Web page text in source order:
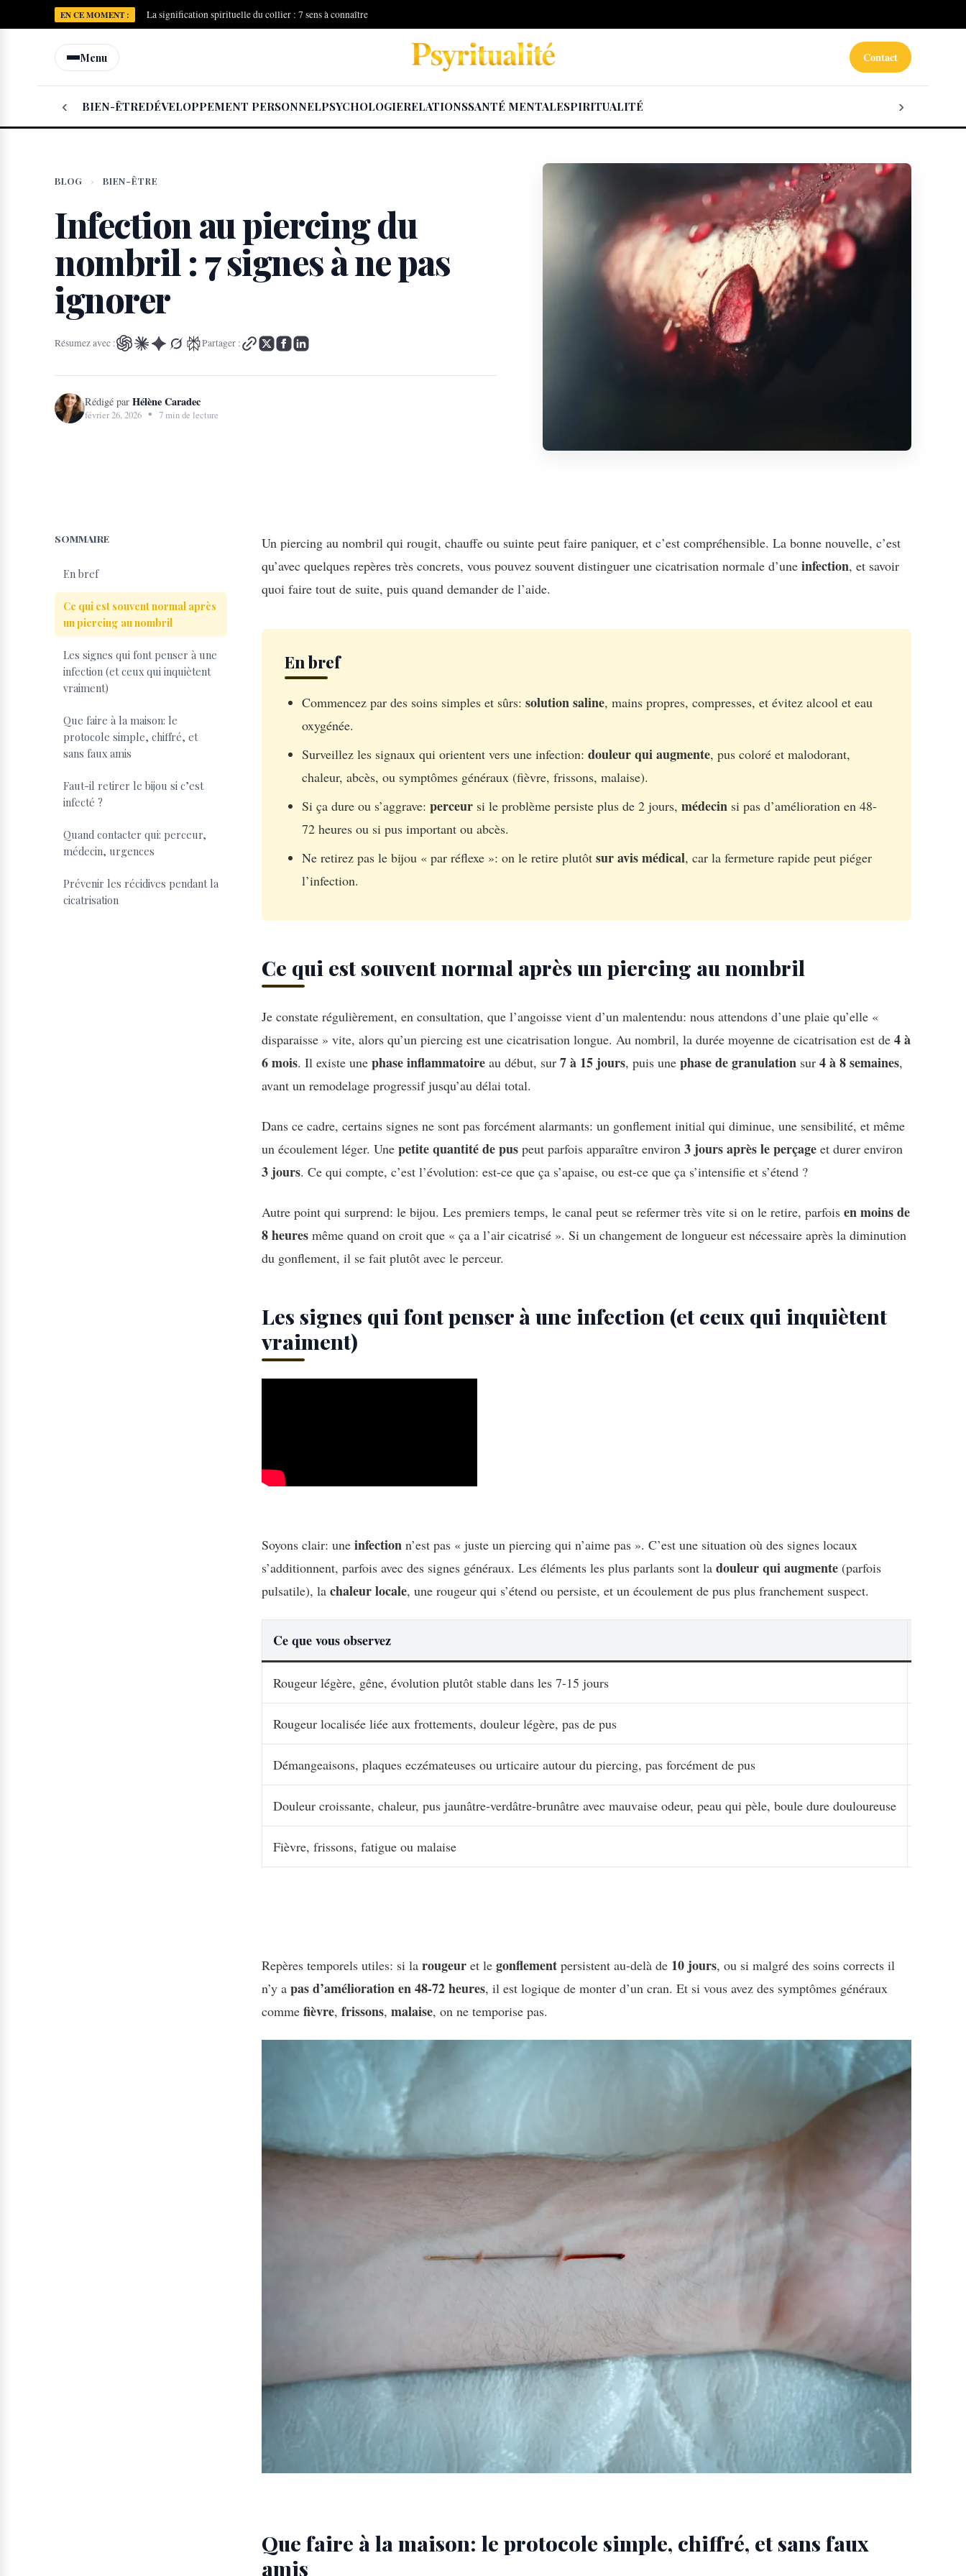
EN CE MOMENT : La signification spirituelle du collier : 7 sens à connaître
Menu Contact
‹ BIEN-ÊTREDÉVELOPPEMENT PERSONNELPSYCHOLOGIERELATIONSSANTÉ MENTALESPIRITUALITÉ ›
BLOG › BIEN-ÊTRE
Infection au piercing du
nombril : 7 signes à ne pas
ignorer
Résumez avec : Partager :
Rédigé par Hélène Caradec
février 26, 2026 • 7 min de lecture
SOMMAIRE
En bref
Ce qui est souvent normal après
un piercing au nombril
Les signes qui font penser à une
infection (et ceux qui inquiètent
vraiment)
Que faire à la maison: le
protocole simple, chiffré, et
sans faux amis
Faut-il retirer le bijou si c’est
infecté ?
Quand contacter qui: perceur,
médecin, urgences
Prévenir les récidives pendant la
cicatrisation
Un piercing au nombril qui rougit, chauffe ou suinte peut faire paniquer, et c’est compréhensible. La bonne nouvelle, c’est
qu’avec quelques repères très concrets, vous pouvez souvent distinguer une cicatrisation normale d’une infection, et savoir
quoi faire tout de suite, puis quand demander de l’aide.
En bref
Commencez par des soins simples et sûrs: solution saline, mains propres, compresses, et évitez alcool et eau
oxygénée.
Surveillez les signaux qui orientent vers une infection: douleur qui augmente, pus coloré et malodorant,
chaleur, abcès, ou symptômes généraux (fièvre, frissons, malaise).
Si ça dure ou s’aggrave: perceur si le problème persiste plus de 2 jours, médecin si pas d’amélioration en 48-
72 heures ou si pus important ou abcès.
Ne retirez pas le bijou « par réflexe »: on le retire plutôt sur avis médical, car la fermeture rapide peut piéger
l’infection.
Ce qui est souvent normal après un piercing au nombril
Je constate régulièrement, en consultation, que l’angoisse vient d’un malentendu: nous attendons d’une plaie qu’elle «
disparaisse » vite, alors qu’un piercing est une cicatrisation longue. Au nombril, la durée moyenne de cicatrisation est de 4 à
6 mois. Il existe une phase inflammatoire au début, sur 7 à 15 jours, puis une phase de granulation sur 4 à 8 semaines,
avant un remodelage progressif jusqu’au délai total.
Dans ce cadre, certains signes ne sont pas forcément alarmants: un gonflement initial qui diminue, une sensibilité, et même
un écoulement léger. Une petite quantité de pus peut parfois apparaître environ 3 jours après le perçage et durer environ
3 jours. Ce qui compte, c’est l’évolution: est-ce que ça s’apaise, ou est-ce que ça s’intensifie et s’étend ?
Autre point qui surprend: le bijou. Les premiers temps, le canal peut se refermer très vite si on le retire, parfois en moins de
8 heures même quand on croit que « ça a l’air cicatrisé ». Si un changement de longueur est nécessaire après la diminution
du gonflement, il se fait plutôt avec le perceur.
Les signes qui font penser à une infection (et ceux qui inquiètent
vraiment)
Soyons clair: une infection n’est pas « juste un piercing qui n’aime pas ». C’est une situation où des signes locaux
s’additionnent, parfois avec des signes généraux. Les éléments les plus parlants sont la douleur qui augmente (parfois
pulsatile), la chaleur locale, une rougeur qui s’étend ou persiste, et un écoulement de pus plus franchement suspect.
Ce que vous observez
Rougeur légère, gêne, évolution plutôt stable dans les 7-15 jours
Rougeur localisée liée aux frottements, douleur légère, pas de pus
Démangeaisons, plaques eczémateuses ou urticaire autour du piercing, pas forcément de pus
Douleur croissante, chaleur, pus jaunâtre-verdâtre-brunâtre avec mauvaise odeur, peau qui pèle, boule dure douloureuse
Fièvre, frissons, fatigue ou malaise
Repères temporels utiles: si la rougeur et le gonflement persistent au-delà de 10 jours, ou si malgré des soins corrects il
n’y a pas d’amélioration en 48-72 heures, il est logique de monter d’un cran. Et si vous avez des symptômes généraux
comme fièvre, frissons, malaise, on ne temporise pas.
Que faire à la maison: le protocole simple, chiffré, et sans faux
amis